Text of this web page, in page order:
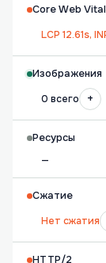
Core Web
LCP 12.61s,
Изображения
0 всего
+
Ресурсы
—
Сжатие
Нет сжатия
HTTP/2